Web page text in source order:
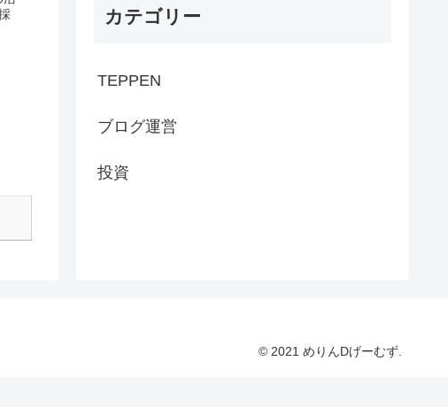
カテゴリー
TEPPEN
ブログ運営
投資
© 2021 めりんDげーむず.